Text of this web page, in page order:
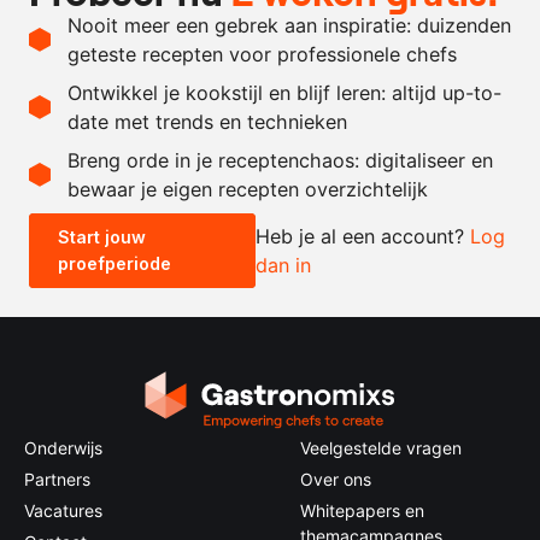
behoefte
naar
zout en peper
Recept omrekenen
- +
0.5x 1x 2x
Nooit meer een gebrek aan inspiratie: duizenden
geteste recepten voor professionele chefs
Ontwikkel je kookstijl en blijf leren: altijd up-to-
date met trends en technieken
Breng orde in je receptenchaos: digitaliseer en
bewaar je eigen recepten overzichtelijk
Start jouw
proefperiode
Heb je al een account? Log
dan in
Onderwijs
Partners
Vacatures
Veelgestelde vragen
Over ons
Whitepapers en